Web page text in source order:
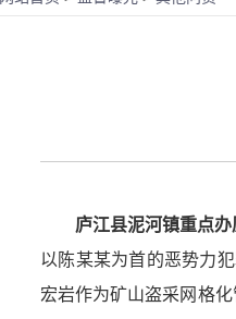
庐江县泥河镇重点
以陈某某为首的恶势力
宏岩作为矿山盗采网格